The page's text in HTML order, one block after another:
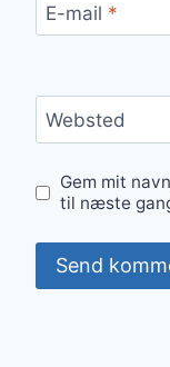
E-mail *
Websted
Gem mit
til næste